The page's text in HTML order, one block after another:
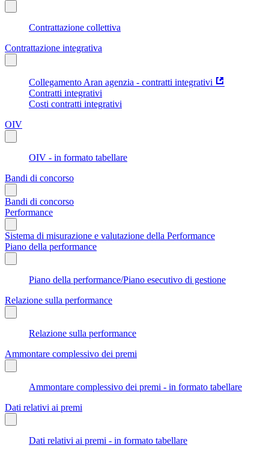
Contrattazione collettiva
Contrattazione integrativa
Collegamento Aran agenzia - contratti integrativi
Contratti integrativi
Costi contratti integrativi
OIV
OIV - in formato tabellare
Bandi di concorso
Bandi di concorso
Performance
Sistema di misurazione e valutazione della Performance
Piano della performance
Piano della performance/Piano esecutivo di gestione
Relazione sulla performance
Relazione sulla performance
Ammontare complessivo dei premi
Ammontare complessivo dei premi - in formato tabellare
Dati relativi ai premi
Dati relativi ai premi - in formato tabellare